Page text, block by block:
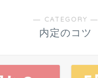
― CATEGORY ―
内定のコツ